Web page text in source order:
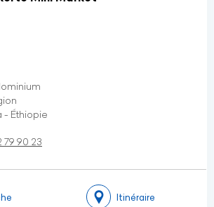
- Éthiopie
79 90 23
Itinéraire